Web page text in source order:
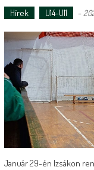
Hírek U14-U11 -
Január 29-én Izsákon